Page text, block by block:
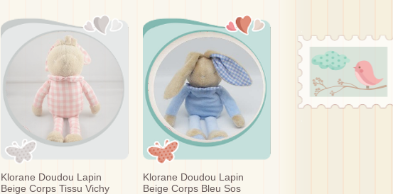
Klorane Doudou Lapin
Beige Corps Tissu Vichy
Klorane Doudou Lapin
Beige Corps Bleu Sos